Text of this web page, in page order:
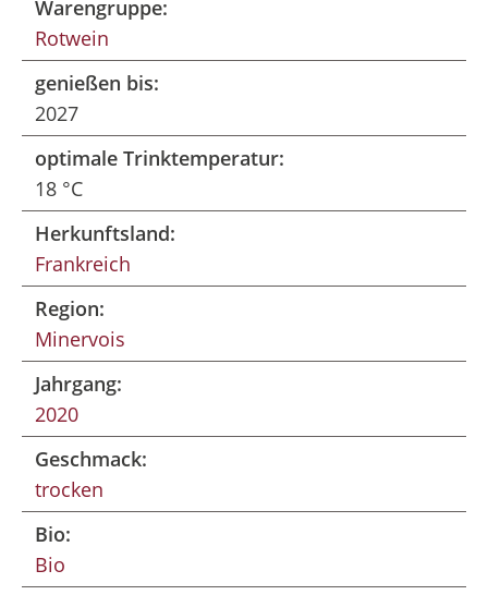
Warengruppe:
Rotwein
genießen bis:
2027
optimale Trinktemperatur:
18 °C
Herkunftsland:
Frankreich
Region:
Minervois
Jahrgang:
2020
Geschmack:
trocken
Bio:
Bio